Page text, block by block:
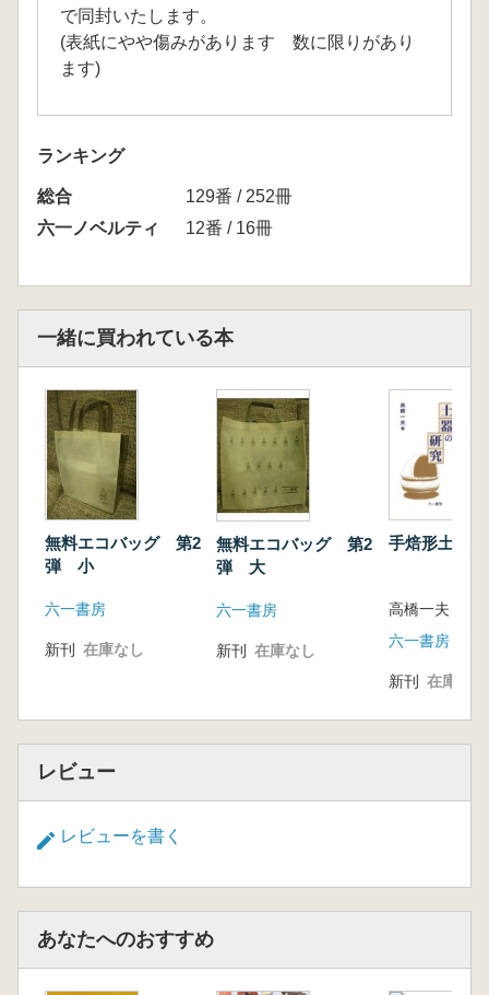
で同封いたします。
(表紙にやや傷みがあります 数に限りがあり
ます)
ランキング
総合
129番 / 252冊
六一ノベルティ
12番 / 16冊
一緒に買われている本
無料エコバッグ 第2
弾 小
六一書房
新刊 在庫なし
無料エコバッグ 第2
弾 大
六一書房
新刊 在庫なし
手焙形土器
高橋一夫 著
六一書房
新刊 在庫なし
レビュー
レビューを書く
あなたへのおすすめ